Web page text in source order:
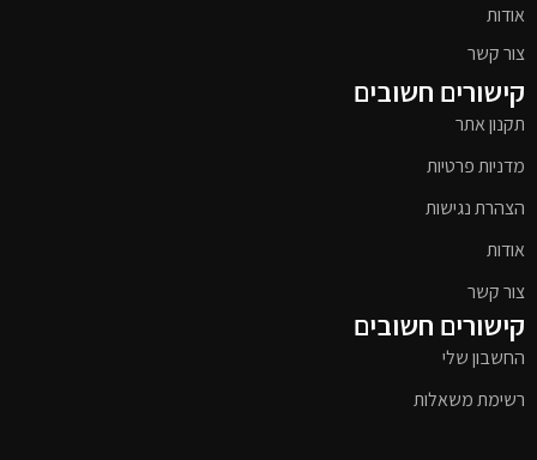
אודות
צור קשר
קישורים חשובים
תקנון אתר
מדניות פרטיות
הצהרת נגישות
אודות
צור קשר
קישורים חשובים
החשבון שלי
רשימת משאלות